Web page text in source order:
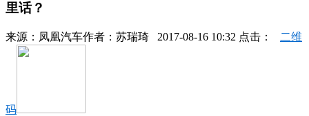
里话？
来源： 凤凰汽车作者： 苏瑞琦 2017-08-16 10:32 点击： 二维
码